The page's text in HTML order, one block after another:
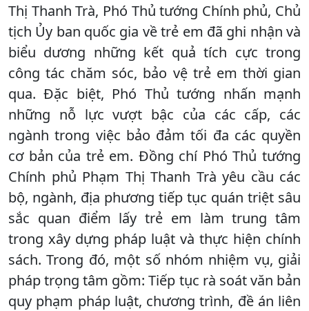
Thị Thanh Trà, Phó Thủ tướng Chính phủ, Chủ
tịch Ủy ban quốc gia về trẻ em đã ghi nhận và
biểu dương những kết quả tích cực trong
công tác chăm sóc, bảo vệ trẻ em thời gian
qua. Đặc biệt, Phó Thủ tướng nhấn mạnh
những nỗ lực vượt bậc của các cấp, các
ngành trong việc bảo đảm tối đa các quyền
cơ bản của trẻ em. Đồng chí Phó Thủ tướng
Chính phủ Phạm Thị Thanh Trà yêu cầu các
bộ, ngành, địa phương tiếp tục quán triệt sâu
sắc quan điểm lấy trẻ em làm trung tâm
trong xây dựng pháp luật và thực hiện chính
sách. Trong đó, một số nhóm nhiệm vụ, giải
pháp trọng tâm gồm: Tiếp tục rà soát văn bản
quy phạm pháp luật, chương trình, đề án liên